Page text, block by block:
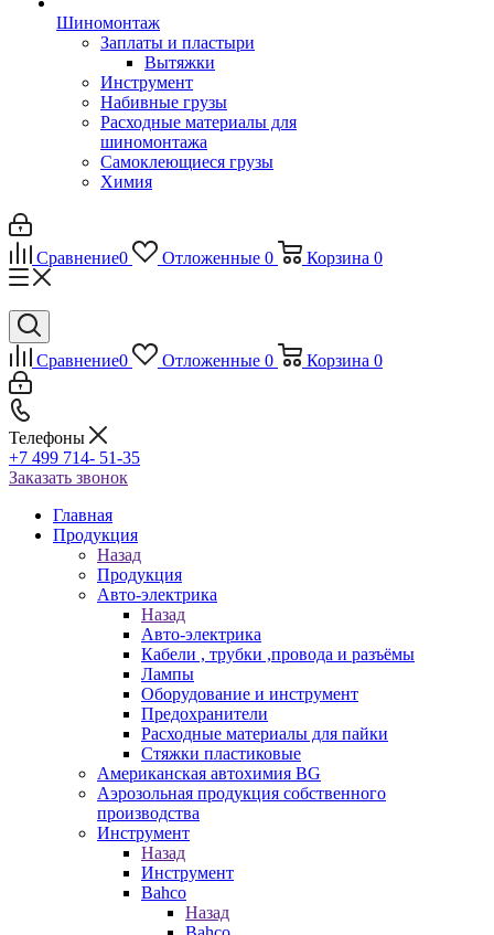
Шиномонтаж
Заплаты и пластыри
Вытяжки
Инструмент
Набивные грузы
Расходные материалы для
шиномонтажа
Самоклеющиеся грузы
Химия
Сравнение0 Отложенные 0 Корзина 0
Сравнение0 Отложенные 0 Корзина 0
Телефоны
+7 499 714- 51-35
Заказать звонок
Главная
Продукция
Назад
Продукция
Авто-электрика
Назад
Авто-электрика
Кабели , трубки ,провода и разъёмы
Лампы
Оборудование и инструмент
Предохранители
Расходные материалы для пайки
Стяжки пластиковые
Американская автохимия BG
Аэрозольная продукция собственного
производства
Инструмент
Назад
Инструмент
Bahco
Назад